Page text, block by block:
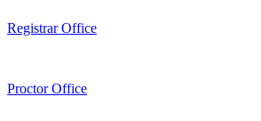
Registrar Office
Proctor Office